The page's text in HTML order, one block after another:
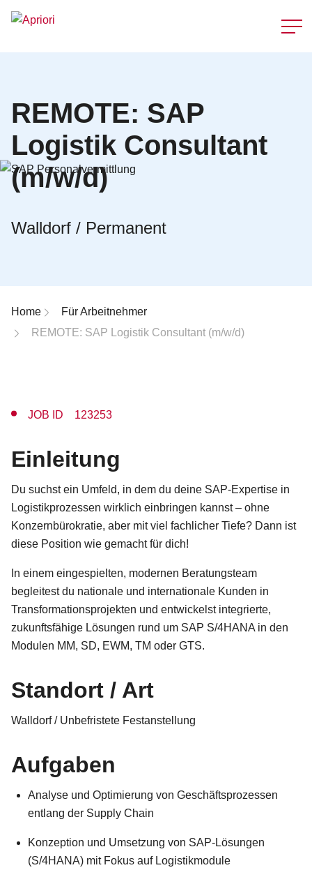
REMOTE: SAP
Logistik Consultant
(m/w/d)
Walldorf / Permanent
Breadcrumb-Navigation
Home
Für Arbeitnehmer
REMOTE: SAP Logistik Consultant (m/w/d)
JOB ID 123253
Einleitung
Du suchst ein Umfeld, in dem du deine SAP-Expertise in
Logistikprozessen wirklich einbringen kannst – ohne
Konzernbürokratie, aber mit viel fachlicher Tiefe? Dann ist
diese Position wie gemacht für dich!
In einem eingespielten, modernen Beratungsteam
begleitest du nationale und internationale Kunden in
Transformationsprojekten und entwickelst integrierte,
zukunftsfähige Lösungen rund um SAP S/4HANA in den
Modulen MM, SD, EWM, TM oder GTS.
Standort / Art
Walldorf / Unbefristete Festanstellung
Aufgaben
Analyse und Optimierung von Geschäftsprozessen
entlang der Supply Chain
Konzeption und Umsetzung von SAP-Lösungen
(S/4HANA) mit Fokus auf Logistikmodule